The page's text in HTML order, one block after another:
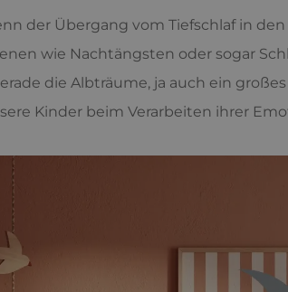
der Übergang vom Tiefschlaf in
wie Nachtängsten oder sogar
die Albträume, ja auch ein
Kinder beim Verarbeiten ihrer